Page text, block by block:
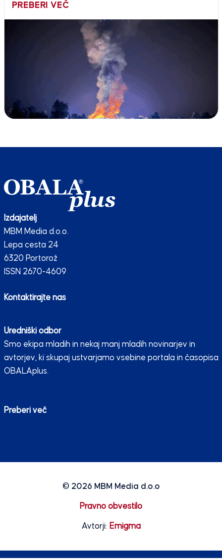
PREBERI VEČ
Izdajatelj
MBM Media d.o.o.
Lepa cesta 24
6320 Portorož
ISSN 2670-4609
Kontaktirajte nas
Uredniški odbor
Smo ekipa mladih in nekaj manj mladih novinarjev in
avtorjev, ki skupaj ustvarjamo vsebine portala in časopisa
OBALAplus.
Preberi več
© 2026 MBM Media d.o.o
Pravno obvestilo
Avtorji: Emigma